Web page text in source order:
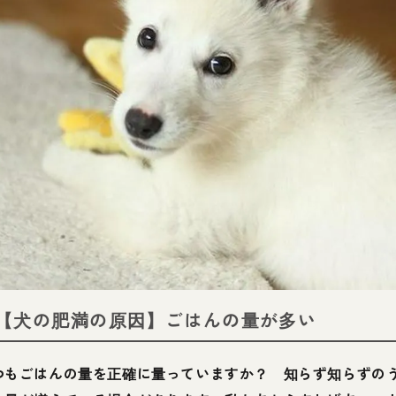
犬の肥満の原因】ごはんの量が多い
もごはんの量を正確に量っていますか？ 知らず知らずの